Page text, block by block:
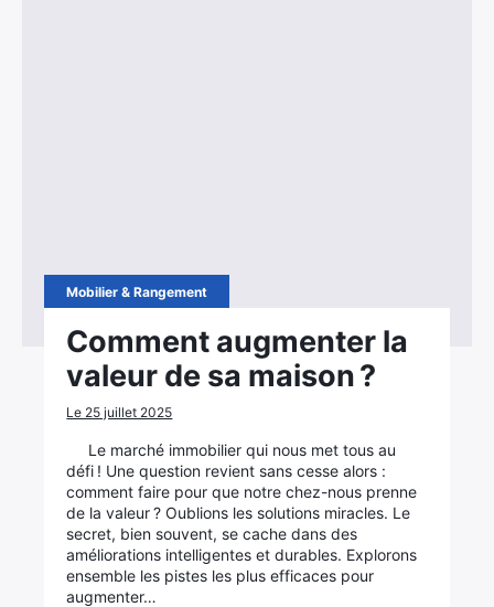
Mobilier & Rangement
Comment augmenter la
valeur de sa maison ?
Le 25 juillet 2025
Le marché immobilier qui nous met tous au
défi ! Une question revient sans cesse alors :
comment faire pour que notre chez-nous prenne
de la valeur ? Oublions les solutions miracles. Le
secret, bien souvent, se cache dans des
améliorations intelligentes et durables. Explorons
ensemble les pistes les plus efficaces pour
augmenter…